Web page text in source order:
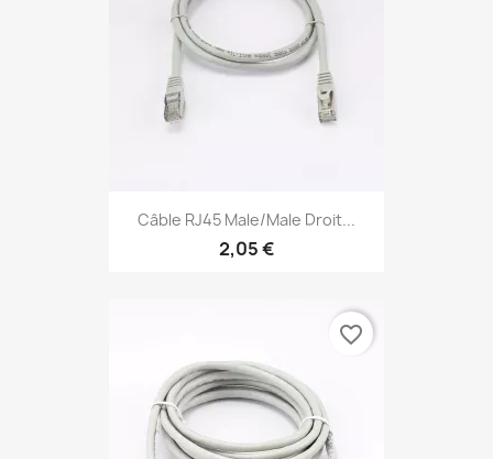
Câble RJ45 Male/Male Droit...
2,05 €
favorite_border